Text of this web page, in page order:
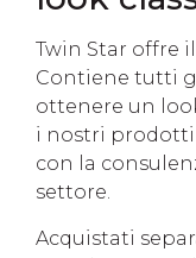
Twin Star offre
Contiene tutti
ottenere un
i nostri
con la
settore.
Acquistati